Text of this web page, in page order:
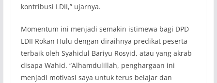
kontribusi LDII,” ujarnya.
Momentum ini menjadi semakin istimewa bagi DPD
LDII Rokan Hulu dengan diraihnya predikat peserta
terbaik oleh Syahidul Bariyu Rosyid, atau yang akrab
disapa Wahid. “Alhamdulillah, penghargaan ini
menjadi motivasi saya untuk terus belajar dan